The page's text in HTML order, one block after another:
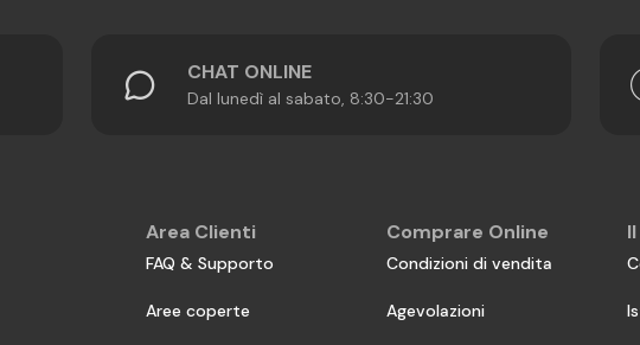
CHAT ONLINE
Dal lunedì al sabato, 8:30-21:30
Area Clienti
FAQ & Supporto
Aree coperte
Comprare Online
Condizioni di vendita
Agevolazioni